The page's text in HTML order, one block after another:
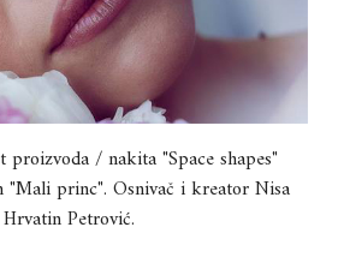
proizvoda / nakita "Space shapes"
princ". Osnivač i kreator Nisa
Hrvatin Petrović.